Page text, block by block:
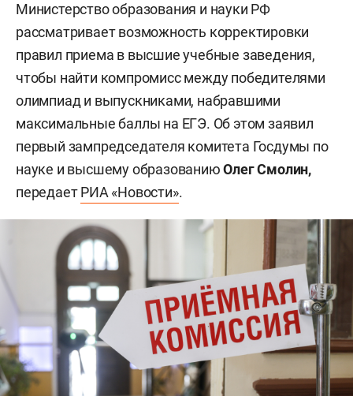
Министерство образования и науки РФ
рассматривает возможность корректировки
правил приема в высшие учебные заведения,
чтобы найти компромисс между победителями
олимпиад и выпускниками, набравшими
максимальные баллы на ЕГЭ. Об этом заявил
первый зампредседателя комитета Госдумы по
науке и высшему образованиюОлег Смолин,
передаетРИА «Новости».